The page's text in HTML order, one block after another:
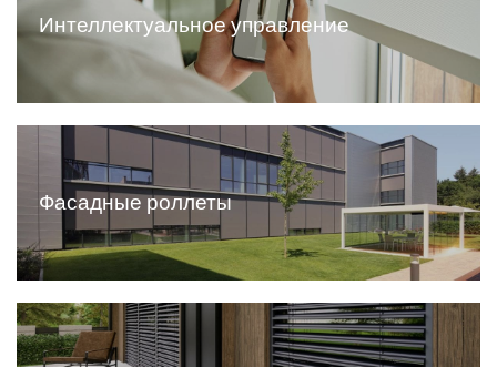
Защитные жалюзи
Все ворота
Интеллектуальное управление
Фасадные роллеты